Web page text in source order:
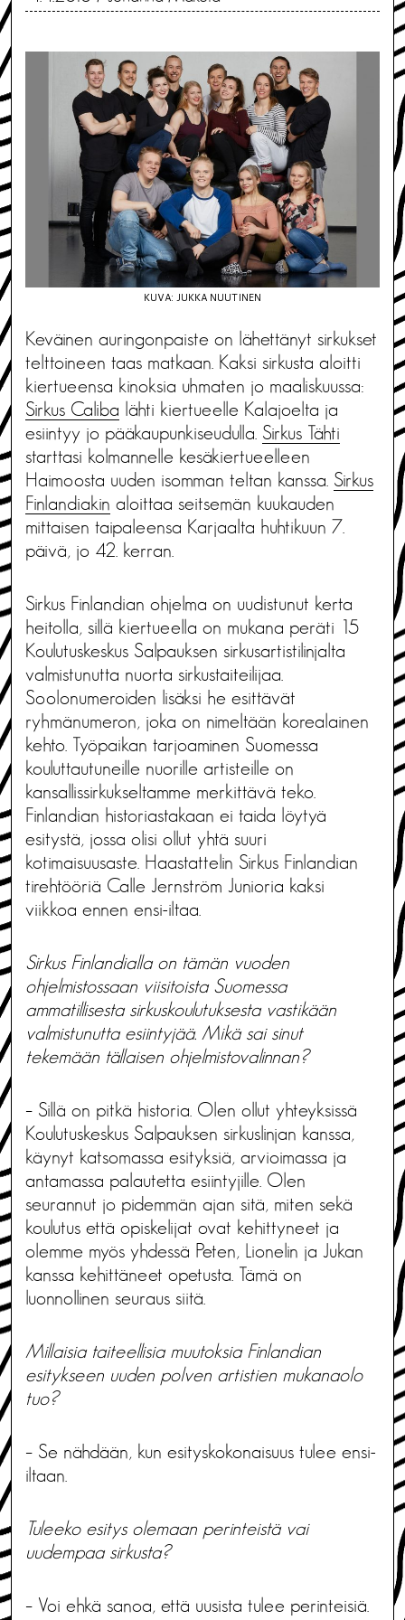
KUVA: JUKKA NUUTINEN
Keväinen auringonpaiste on lähettänyt sirkukset
telttoineen taas matkaan. Kaksi sirkusta aloitti
kiertueensa kinoksia uhmaten jo maaliskuussa:
Sirkus Caliba lähti kiertueelle Kalajoelta ja
esiintyy jo pääkaupunkiseudulla. Sirkus Tähti
starttasi kolmannelle kesäkiertueelleen
Haimoosta uuden isomman teltan kanssa. Sirkus
Finlandiakin aloittaa seitsemän kuukauden
mittaisen taipaleensa Karjaalta huhtikuun 7.
päivä, jo 42. kerran.
Sirkus Finlandian ohjelma on uudistunut kerta
heitolla, sillä kiertueella on mukana peräti 15
Koulutuskeskus Salpauksen sirkusartistilinjalta
valmistunutta nuorta sirkustaiteilijaa.
Soolonumeroiden lisäksi he esittävät
ryhmänumeron, joka on nimeltään korealainen
kehto. Työpaikan tarjoaminen Suomessa
kouluttautuneille nuorille artisteille on
kansallissirkukseltamme merkittävä teko.
Finlandian historiastakaan ei taida löytyä
esitystä, jossa olisi ollut yhtä suuri
kotimaisuusaste. Haastattelin Sirkus Finlandian
tirehtööriä Calle Jernström Junioria kaksi
viikkoa ennen ensi-iltaa.
Sirkus Finlandialla on tämän vuoden
ohjelmistossaan viisitoista Suomessa
ammatillisesta sirkuskoulutuksesta vastikään
valmistunutta esiintyjää. Mikä sai sinut
tekemään tällaisen ohjelmistovalinnan?
– Sillä on pitkä historia. Olen ollut yhteyksissä
Koulutuskeskus Salpauksen sirkuslinjan kanssa,
käynyt katsomassa esityksiä, arvioimassa ja
antamassa palautetta esiintyjille. Olen
seurannut jo pidemmän ajan sitä, miten sekä
koulutus että opiskelijat ovat kehittyneet ja
olemme myös yhdessä Peten, Lionelin ja Jukan
kanssa kehittäneet opetusta. Tämä on
luonnollinen seuraus siitä.
Millaisia taiteellisia muutoksia Finlandian
esitykseen uuden polven artistien mukanaolo
tuo?
– Se nähdään, kun esityskokonaisuus tulee ensi-
iltaan.
Tuleeko esitys olemaan perinteistä vai
uudempaa sirkusta?
– Voi ehkä sanoa, että uusista tulee perinteisiä.